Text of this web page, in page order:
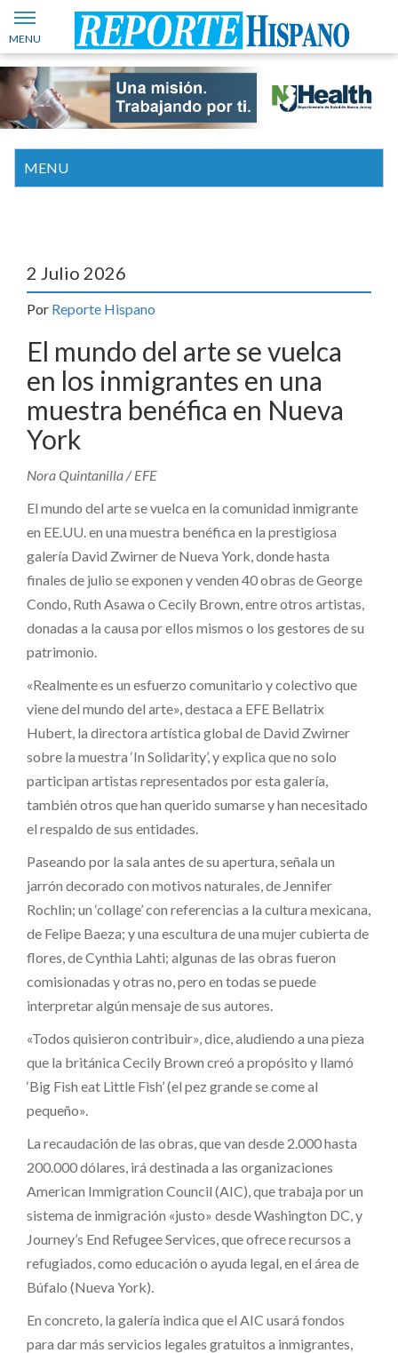
2 Julio 2026
Por Reporte Hispano
El mundo del arte se vuelca
en los inmigrantes en una
muestra benéfica en Nueva
York
Nora Quintanilla / EFE
El mundo del arte se vuelca en la comunidad inmigrante
en EE.UU. en una muestra benéfica en la prestigiosa
galería David Zwirner de Nueva York, donde hasta
finales de julio se exponen y venden 40 obras de George
Condo, Ruth Asawa o Cecily Brown, entre otros artistas,
donadas a la causa por ellos mismos o los gestores de su
patrimonio.
«Realmente es un esfuerzo comunitario y colectivo que
viene del mundo del arte», destaca a EFE Bellatrix
Hubert, la directora artística global de David Zwirner
sobre la muestra ‘In Solidarity’, y explica que no solo
participan artistas representados por esta galería,
también otros que han querido sumarse y han necesitado
el respaldo de sus entidades.
Paseando por la sala antes de su apertura, señala un
jarrón decorado con motivos naturales, de Jennifer
Rochlin; un ‘collage’ con referencias a la cultura mexicana,
de Felipe Baeza; y una escultura de una mujer cubierta de
flores, de Cynthia Lahti; algunas de las obras fueron
comisionadas y otras no, pero en todas se puede
interpretar algún mensaje de sus autores.
«Todos quisieron contribuir», dice, aludiendo a una pieza
que la británica Cecily Brown creó a propósito y llamó
‘Big Fish eat Little Fish’ (el pez grande se come al
pequeño».
La recaudación de las obras, que van desde 2.000 hasta
200.000 dólares, irá destinada a las organizaciones
American Immigration Council (AIC), que trabaja por un
sistema de inmigración «justo» desde Washington DC, y
Journey’s End Refugee Services, que ofrece recursos a
refugiados, como educación o ayuda legal, en el área de
Búfalo (Nueva York).
En concreto, la galería indica que el AIC usará fondos
para dar más servicios legales gratuitos a inmigrantes,